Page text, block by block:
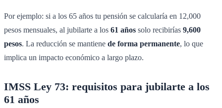
Por ejemplo: si a los 65 años tu pensión se calcularía en 12,000
pesos mensuales, al jubilarte a los 61 años solo recibirías 9,600
pesos. La reducción se mantiene de forma permanente, lo que
implica un impacto económico a largo plazo.
IMSS Ley 73: requisitos para jubilarte a los
61 años